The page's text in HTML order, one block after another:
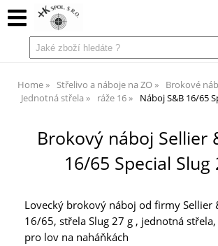
Home Střelivo a náboje na ZO Brokové
Jednotná střela
ráže 16 Náboj S&B 16/65
Brokový náboj Sellier
16/65 Special Slug
Lovecký brokový náboj od firmy Sellier
16/65, střela Slug 27 g , jednotná
pro lov na naháňkách